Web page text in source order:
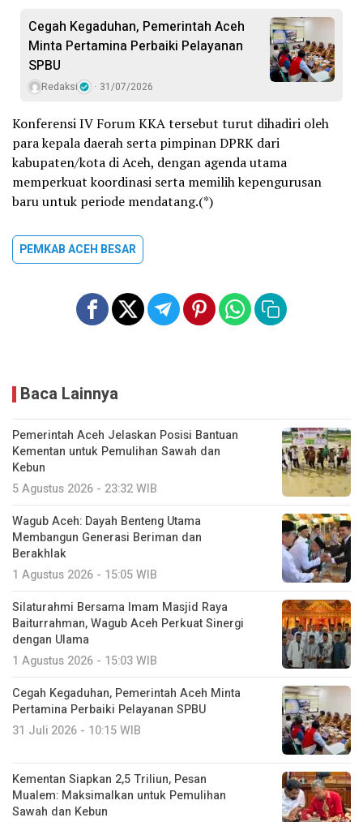
Cegah Kegaduhan, Pemerintah Aceh
Minta Pertamina Perbaiki Pelayanan
SPBU
Redaksi 31/07/2026
Konferensi IV Forum KKA tersebut turut dihadiri oleh
para kepala daerah serta pimpinan DPRK dari
kabupaten/kota di Aceh, dengan agenda utama
memperkuat koordinasi serta memilih kepengurusan
baru untuk periode mendatang.(*)
PEMKAB ACEH BESAR
Baca Lainnya
Pemerintah Aceh Jelaskan Posisi Bantuan
Kementan untuk Pemulihan Sawah dan
Kebun
5 Agustus 2026 - 23:32 WIB
Wagub Aceh: Dayah Benteng Utama
Membangun Generasi Beriman dan
Berakhlak
1 Agustus 2026 - 15:05 WIB
Silaturahmi Bersama Imam Masjid Raya
Baiturrahman, Wagub Aceh Perkuat Sinergi
dengan Ulama
1 Agustus 2026 - 15:03 WIB
Cegah Kegaduhan, Pemerintah Aceh Minta
Pertamina Perbaiki Pelayanan SPBU
31 Juli 2026 - 10:15 WIB
Kementan Siapkan 2,5 Triliun, Pesan
Mualem: Maksimalkan untuk Pemulihan
Sawah dan Kebun